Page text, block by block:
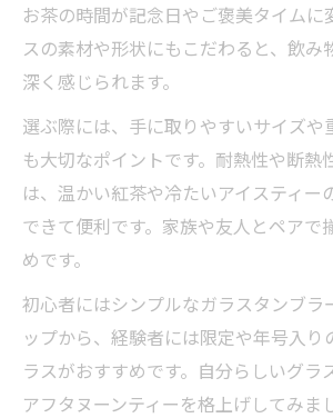
お茶の時間が記念日やご褒美タイムに
スの素材や形状にもこだわると、飲み
深く感じられます。
選ぶ際には、手に取りやすいサイズや
も大切なポイントです。耐熱性や断熱
は、温かい紅茶や冷たいアイスティー
できて便利です。家族や友人とペアで
めです。
初心者にはシンプルなガラスタンブラ
ップから、経験者には限定や年号入り
ラスがおすすめです。自分らしいグラ
アフタヌーンティーを格上げしてみま